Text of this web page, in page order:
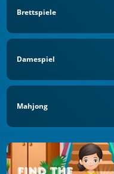
Brettspiele
Damespiel
Mahjong